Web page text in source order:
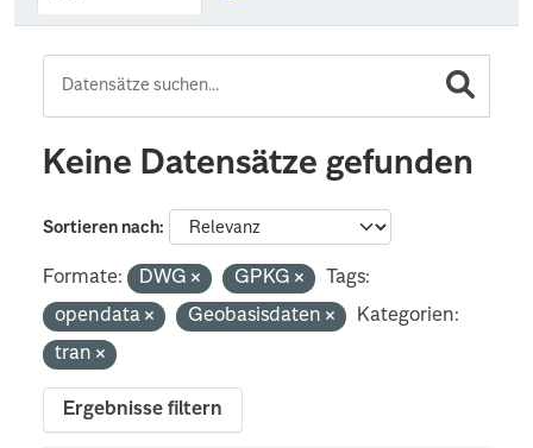
Keine Datensätze gefunden
Sortieren nach
Formate: DWG GPKG
Tags:
opendata
Geobasisdaten
Kategorien:
tran
Ergebnisse filtern